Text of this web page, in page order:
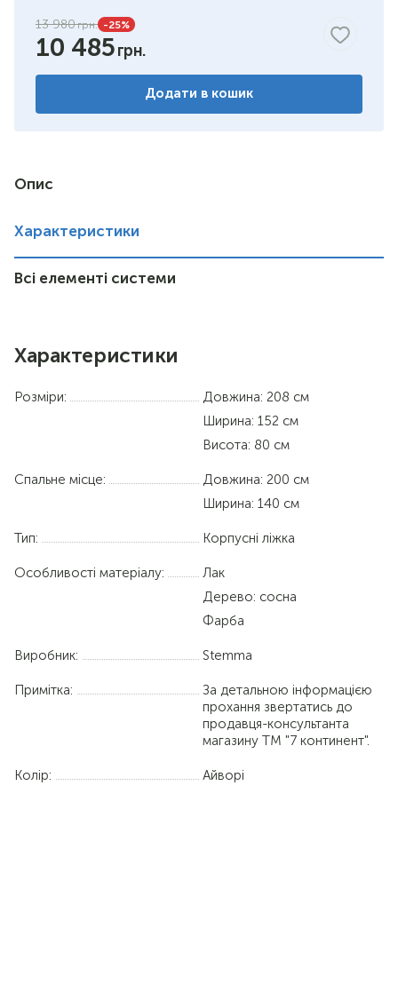
венге
13 980 -25%
10 485
Додати в кошик
Опис
Характеристики
Всі елементі системи
Характеристики
Розміри:
Довжина: 208 см
Ширина: 152 см
Висота: 80 см
Спальне місце: Довжина: 200 см
Ширина: 140 см
Тип: Корпусні ліжка
Особливості матеріалу:
Лак
Дерево: сосна
Фарба
Виробник: Stemma
Примітка:
За детальною інформацією
прохання звертатись до
продавця-консультанта
магазину ТМ "7 континент".
Колір: Айворі